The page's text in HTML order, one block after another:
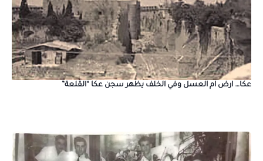
عكا… ارض ام العسل وفي الخلف يظهر سجن عكا “القلعة”